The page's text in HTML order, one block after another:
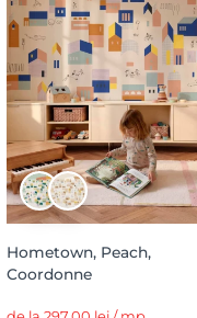
Hometown, Peach,
Coordonne